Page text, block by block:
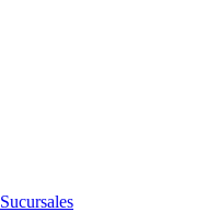
Sucursales